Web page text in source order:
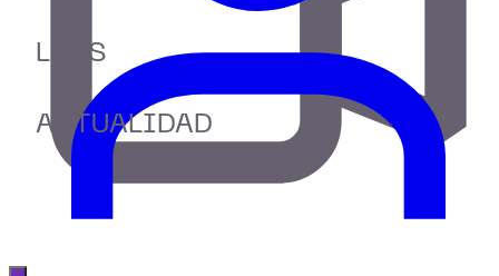
LABS
ACTUALIDAD